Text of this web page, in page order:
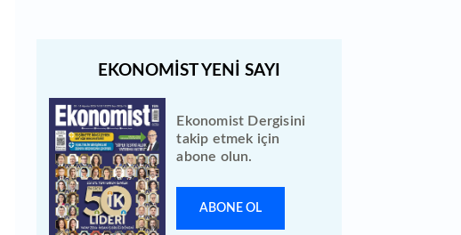
Ekonomist Dergisini
takip etmek için
abone olun.
ABONE OL